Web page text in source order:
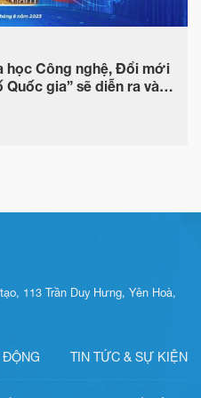
học Công nghệ, Đổi mới
gia” sẽ diễn ra vào
113 Trần Duy Hưng, Yên Hoà,
ĐỘNG TIN TỨC & SỰ KIỆN